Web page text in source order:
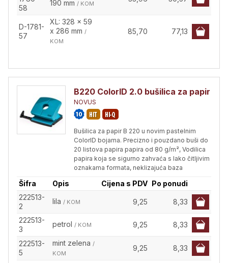
58
190 mm / KOM
D-1781-
57
XL: 328 x 59
x 286 mm /
KOM
85,70 77,13
B220 ColorID 2.0 bušilica za papir
NOVUS
Bušilica za papir B 220 u novim pastelnim
ColorID bojama. Precizno i pouzdano buši do
20 listova papira papira od 80 g/m², Vodilica
papira koja se sigurno zahvaća s lako čitljivim
oznakama formata, neklizajuća baza
Šifra Opis Cijena s PDV Po ponudi
222513-
2
lila / KOM 9,25 8,33
222513-
3
petrol / KOM 9,25 8,33
222513-
5
mint zelena /
KOM
9,25 8,33